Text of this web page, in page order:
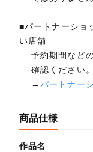
■パートナーショ
い店舗
予約期間など
確認ください。
→パートナー
商品仕様
作品名